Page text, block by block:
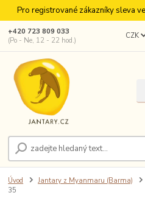
Pro registrované zákazníky sleva
CZK
+420 723 809 033
(Po - Ne, 12 - 22 hod.)
Úvod Jantary z Myanmaru (Barma)
35